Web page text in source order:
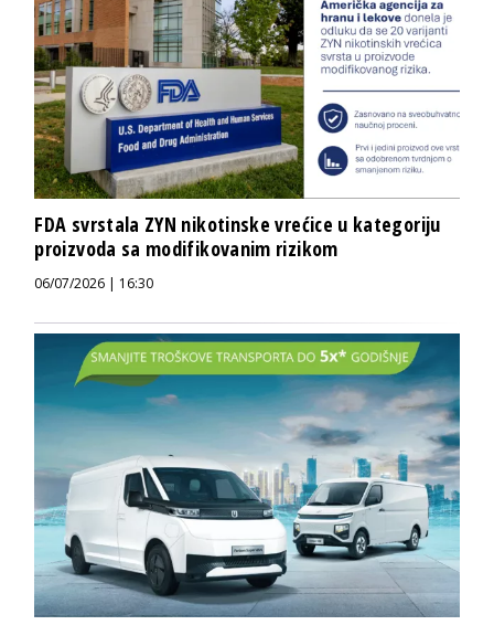
FDA svrstala ZYN nikotinske vrećice u kategoriju
proizvoda sa modifikovanim rizikom
06/07/2026 | 16:30